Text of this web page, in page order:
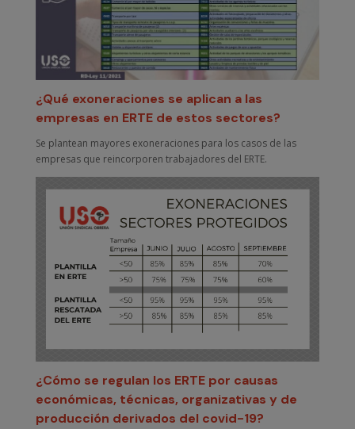
¿Qué exoneraciones se aplican a las
empresas en ERTE de estos sectores?
Se plantean mayores exoneraciones para los casos de las
empresas que reincorporen trabajadores del ERTE.
¿Cómo se regulan los ERTE por causas
económicas, técnicas, organizativas y de
producción derivados del covid-19?